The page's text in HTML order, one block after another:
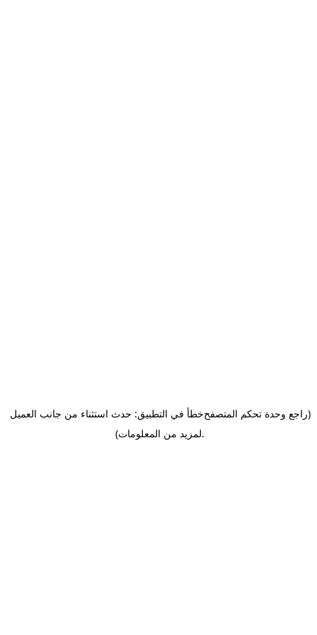
خطأ في التطبيق: حدث استثناء من جانب العميل(راجع وحدة تحكم المتصفح
لمزيد من المعلومات).